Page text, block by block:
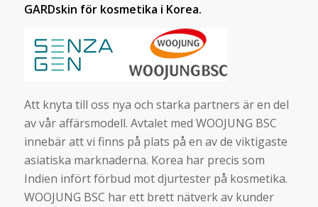
GARDskin för kosmetika i Korea.
Att knyta till oss nya och starka partners är en del
av vår affärsmodell. Avtalet med WOOJUNG BSC
innebär att vi finns på plats på en av de viktigaste
asiatiska marknaderna. Korea har precis som
Indien infört förbud mot djurtester på kosmetika.
WOOJUNG BSC har ett brett nätverk av kunder